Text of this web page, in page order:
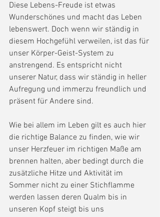
Diese Lebens-Freude ist etwas
Wunderschönes und macht das Leben
lebenswert. Doch wenn wir ständig in
diesem Hochgefühl verweilen, ist das für
unser Körper-Geist-System zu
anstrengend. Es entspricht nicht
unserer Natur, dass wir ständig in heller
Aufregung und immerzu freundlich und
präsent für Andere sind.
Wie bei allem im Leben gilt es auch hier
die richtige Balance zu finden, wie wir
unser Herzfeuer im richtigen Maße am
brennen halten, aber bedingt durch die
zusätzliche Hitze und Aktivität im
Sommer nicht zu einer Stichflamme
werden lassen deren Qualm bis in
unseren Kopf steigt bis uns